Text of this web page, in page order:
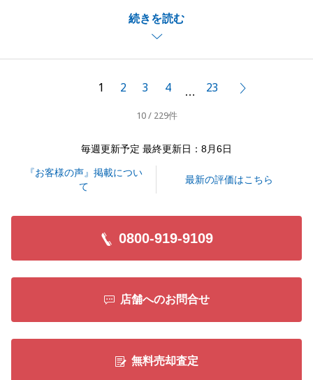
続きを読む
身に余る光栄な評価をいただき、心より感謝申し上げ
不動産のお取引は、お客様にとって大きな節目でござ
N様のご不安を少しでも解消し、安心してお任せいた
だけるよう努めてまいりましたが、「助かりました」
また、N様の迅速なご対応とご協力があったからこ
そ、滞りなくお手続きを進めることができました。
ご多忙の中、お力添えいただきありがとうございまし
ら、いつでもお気軽にお申し付けください。
今後とも末永いお付き合いを賜りますよう、よろしく
1 2 3 4 … 23
10 / 229件
毎週更新予定 最終更新日：8月6日
『お客様の声』掲載につい
て
最新の評価はこちら
0800-919-9109
店舗へのお問合せ
無料売却査定